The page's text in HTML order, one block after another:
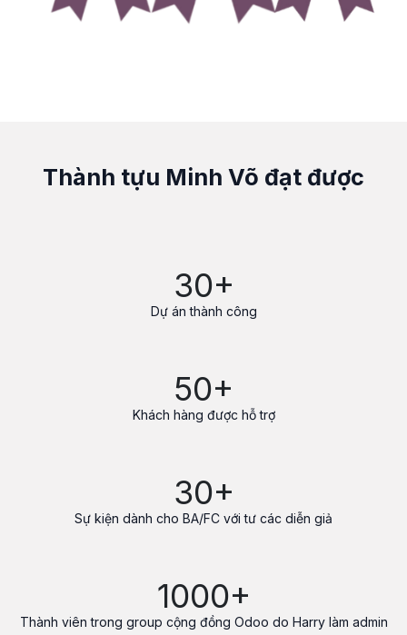
Thành tựu Minh Võ đạt được
30+
Dự án thành công
50+
Khách hàng được hỗ trợ
30+
Sự kiện dành cho BA/FC với tư các diễn giả
1000+
Thành viên trong group cộng đồng Odoo do Harry làm admin